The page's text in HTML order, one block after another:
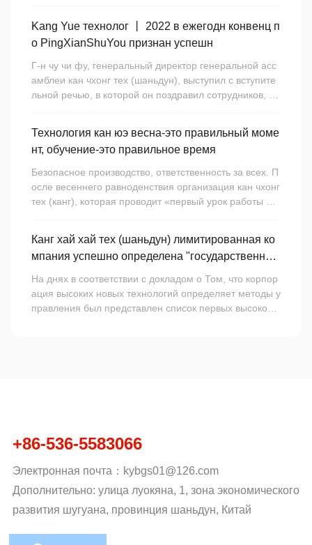
Kang Yue технолог 丨 2022 в ежегодн конвенц п
о PingXianShuYou признан успешн
Г-н чу чи фу, генеральный директор генеральной асс
амблеи кан чхонг тех (шаньдун), выступил с вступите
льной речью, в которой он поздравил сотрудников, по
работе для всех сотрудников. Уверен, в 2023 году кан
г-хай-тек совершит новую блестящую работу. И приг
ласим делегатов, получивших хорошие награды, для
Технология кан юэ весна-это правильный моме
нт, обучение-это правильное время
Безопасное производство, ответственность за всех. П
осле весеннего равноденствия организация кан чхонг
тех (канг), которая проводит «первый урок работы по
итет работников после начала работы и укрепить чув
ство безопасности всего персонала. Активная пропаг
анда знаний о безопасности, обеспечение того, чтоб
ы каждый сотрудник чувствовал ответственность за бе
зопасность и претворял в жизнь ответственность за б
Канг хай хай тех (шаньдун) лимитированная ко
мпания успешно определена "государственны
ми высокотехнологичными предприятиями"
На днях в соответствии с докладом о Том, что корпор
ация высоких новых технологий определяет методы у
правления был представлен список первых высокоте
+86-536-5583066
Электронная почта： kybgs01@126.com
Дополнительно: улица луокяна, 1, зона экономического
развития шугуана, провинция шаньдун, Китай